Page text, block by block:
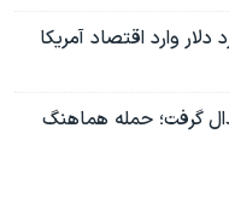
«جام جهانی» ۳۰ میلیارد دلار وارد اقتصاد آمریکا
گرفت؛ حمله هماهنگ